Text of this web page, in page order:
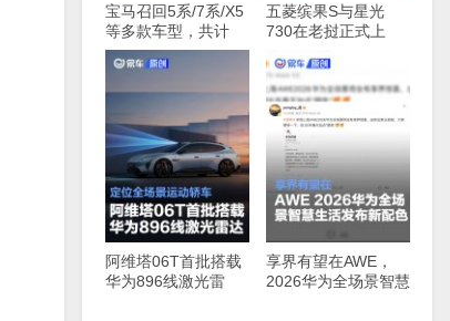
宝马召回5系/7系/X5
等多款车型，共计
147830辆
五菱缤果S与星光
730在老挝正式上
阿维塔06T首批搭载
华为896线激光雷
享界有望在AWE，
2026华为全场景智慧